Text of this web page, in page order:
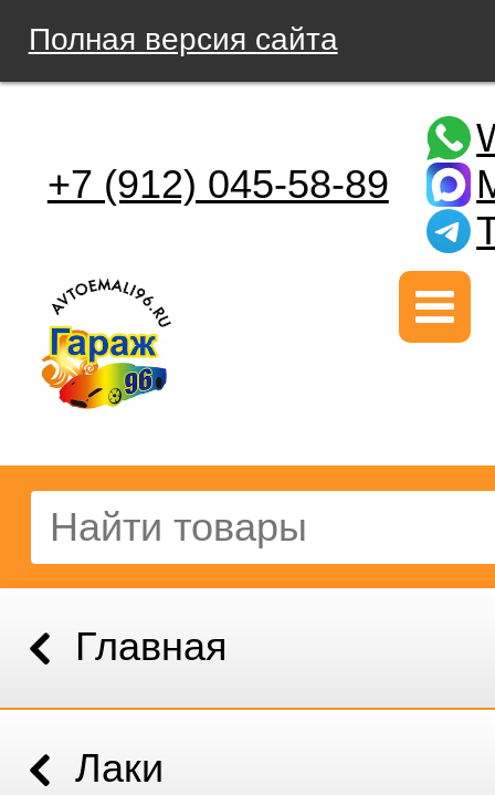
Полная версия сайта
+7 (912) 045-58-89
Главная
Лаки